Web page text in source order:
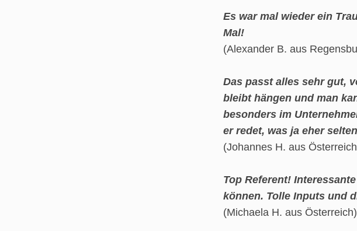
Es war mal wieder ein
Mal!
(Alexander B. aus
Das passt alles sehr gut,
bleibt hängen und man
besonders im
er redet, was ja eher
(Johannes H. aus
Top Referent!
können. Tolle Inputs und
(Michaela H. aus Österreich)